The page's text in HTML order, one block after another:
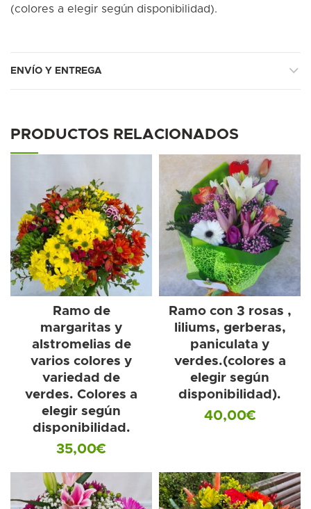
(colores a elegir según disponibilidad).
ENVÍO Y ENTREGA
PRODUCTOS RELACIONADOS
Ramo de
margaritas y
alstromelias de
varios colores y
variedad de
verdes. Colores a
elegir según
disponibilidad.
35,00€
Ramo con 3 rosas ,
liliums, gerberas,
paniculata y
verdes.(colores a
elegir según
disponibilidad).
40,00€